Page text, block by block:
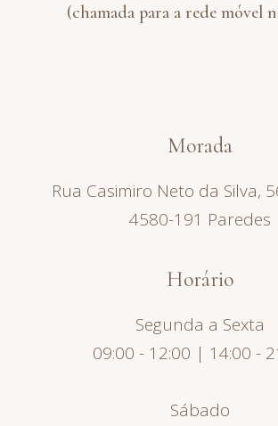
(chamada para a rede móvel
Morada
Rua Casimiro Neto da Silva,
4580-191 Paredes
Horário
Segunda a Sexta
09:00 - 12:00 | 14:00 -
Sábado